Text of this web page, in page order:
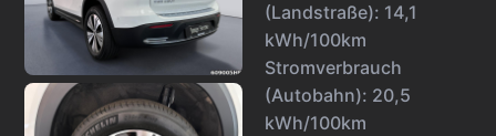
(Landstraße): 14,1
kWh/100km
Stromverbrauch
(Autobahn): 20,5
kWh/100km